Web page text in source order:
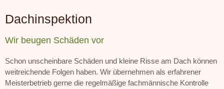
Dachinspektion
Wir beugen Schäden vor
Schon unscheinbare Schäden und kleine Risse am Dach können
weitreichende Folgen haben. Wir übernehmen als erfahrener
Meisterbetrieb gerne die regelmäßige fachmännische Kontrolle